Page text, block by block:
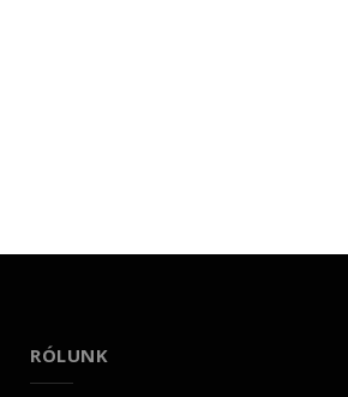
RÓLUNK